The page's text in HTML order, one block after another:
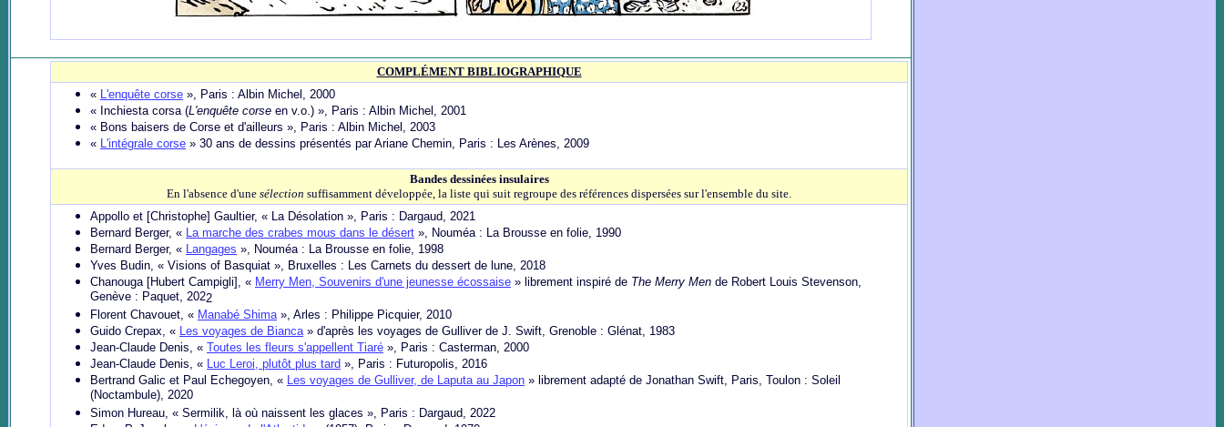
COMPLÉMENT BIBLIOGRAPHIQUE
« L'enquête corse », Paris : Albin Michel, 2000
« Inchiesta corsa (L'enquête corse en v.o.) », Paris : Albin Michel, 2001
« Bons baisers de Corse et d'ailleurs », Paris : Albin Michel, 2003
« L'intégrale corse » 30 ans de dessins présentés par Ariane Chemin, Paris : Les Arènes, 2009
Bandes dessinées insulaires
En l'absence d'une sélection suffisamment développée, la liste qui suit regroupe des références dispersées sur l'ensemble du site.
Appollo et [Christophe] Gaultier, « La Désolation », Paris : Dargaud, 2021
Bernard Berger, « La marche des crabes mous dans le désert », Nouméa : La Brousse en folie, 1990
Bernard Berger, « Langages », Nouméa: La Brousse en folie, 1998
Yves Budin, « Visions of Basquiat », Bruxelles : Les Carnets du dessert de lune, 2018
Chanouga [Hubert Campigli], « Merry Men, Souvenirs d'une jeunesse écossaise » librement inspiré de The Merry Men de Robert Louis Stevenson,
Genève : Paquet, 2022
Florent Chavouet, « Manabé Shima», Arles : Philippe Picquier, 2010
Guido Crepax, « Les voyages de Bianca» d'après les voyages de Gulliver de J. Swift, Grenoble : Glénat, 1983
Jean-Claude Denis, « Toutes les fleurs s'appellent Tiaré », Paris : Casterman, 2000
Jean-Claude Denis, « Luc Leroi, plutôt plus tard », Paris : Futuropolis, 2016
Bertrand Galic et Paul Echegoyen, « Les voyages de Gulliver, de Laputa au Japon » librement adapté de Jonathan Swift, Paris, Toulon : Soleil
(Noctambule), 2020
Simon Hureau, « Sermilik, là où naissent les glaces », Paris : Dargaud, 2022